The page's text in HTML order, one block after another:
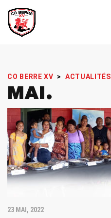
CO BERRE XV > ACTUALITÉS
MAI
23 MAI, 2022